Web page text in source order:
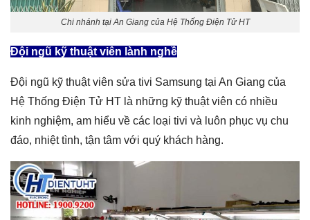
Chi nhánh tại An Giang của Hệ Thống Điện Tử HT
Đội ngũ kỹ thuật viên lành nghề
Đội ngũ kỹ thuật viên sửa tivi Samsung tại An Giang của
Hệ Thống Điện Tử HT là những kỹ thuật viên có nhiều
kinh nghiệm, am hiểu về các loại tivi và luôn phục vụ chu
đáo, nhiệt tình, tận tâm với quý khách hàng.